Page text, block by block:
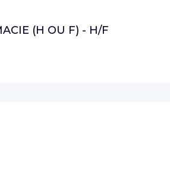
(H OU F) - H/F